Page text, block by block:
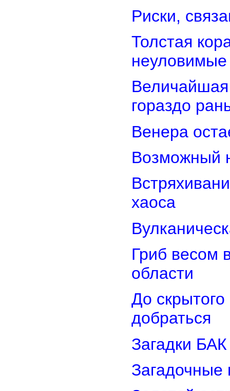
Риски,
Толстая
Величайшая
гораздо
Венера
Возможный
хаоса
Гриб весом
области
До
добраться
Загадки
Загадочные